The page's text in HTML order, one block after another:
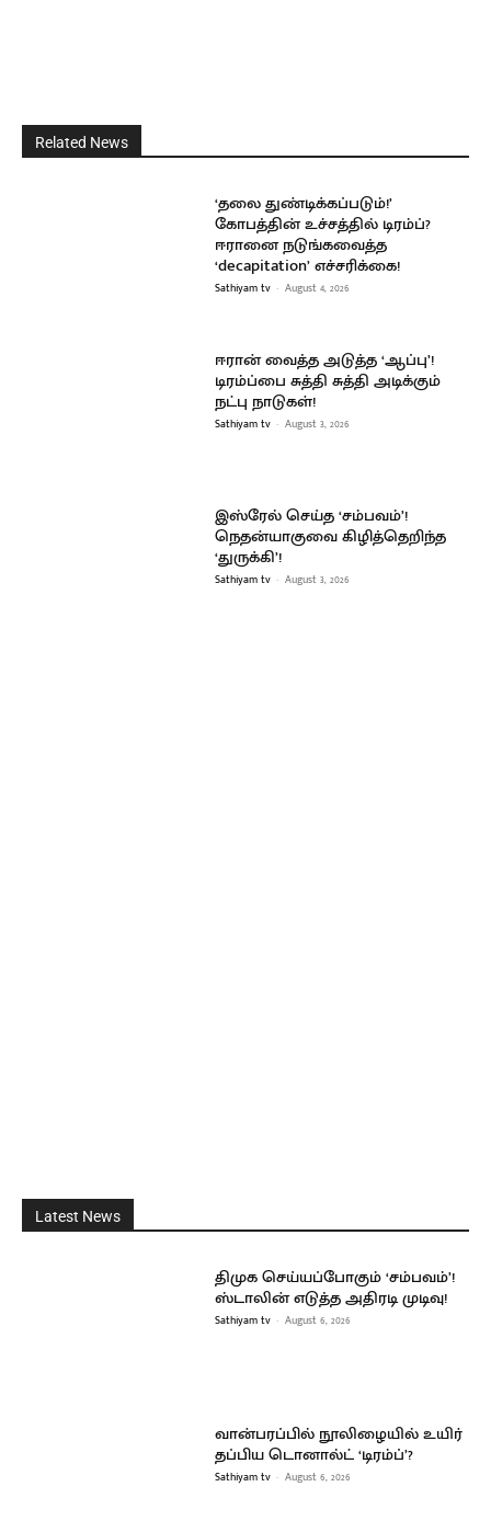
Related News
‘தலை துண்டிக்கப்படும்!’
கோபத்தின் உச்சத்தில் டிரம்ப்?
ஈரானை நடுங்கவைத்த
‘decapitation’ எச்சரிக்கை!
Sathiyam tv - August 4, 2026
ஈரான் வைத்த அடுத்த ‘ஆப்பு’!
டிரம்ப்பை சுத்தி சுத்தி அடிக்கும்
நட்பு நாடுகள்!
Sathiyam tv - August 3, 2026
இஸ்ரேல் செய்த ‘சம்பவம்’!
நெதன்யாகுவை கிழித்தெறிந்த
‘துருக்கி’!
Sathiyam tv - August 3, 2026
Latest News
திமுக செய்யப்போகும் ‘சம்பவம்’!
ஸ்டாலின் எடுத்த அதிரடி முடிவு!
Sathiyam tv - August 6, 2026
வான்பரப்பில் நூலிழையில் உயிர்
தப்பிய டொனால்ட் ‘டிரம்ப்’?
Sathiyam tv - August 6, 2026